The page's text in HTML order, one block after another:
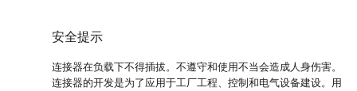
安全提示
连接器在负载下不得插拔。不遵守和使用不当会造成人身伤害。
连接器的开发是为了应用于工厂工程、控制和电气设备建设。用